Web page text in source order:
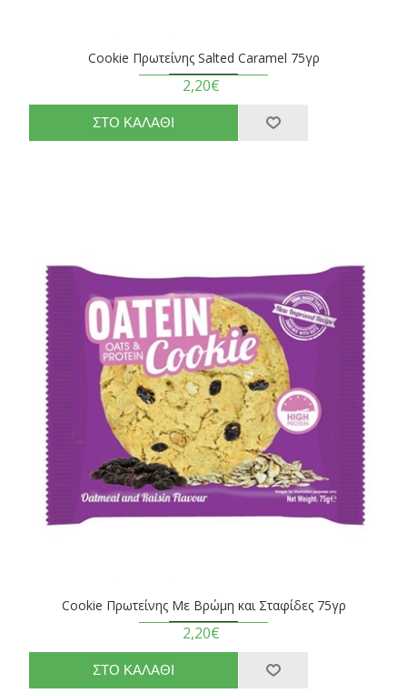
Cookie Πρωτείνης Salted Caramel 75γρ
2,20€
Cookie Πρωτείνης Με Βρώμη και Σταφίδες 75γρ
2,20€